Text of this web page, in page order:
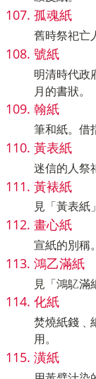
孤魂紙
舊時祭祀亡
號紙
明清時代政
月的書狀。
翰紙
筆和紙。借
黃表紙
迷信的人祭
黃裱紙
見「黃表紙
畫心紙
宣紙的別稱。
鴻乙滿紙
見「鴻鳦滿
化紙
焚燒紙錢﹑
用。
潢紙